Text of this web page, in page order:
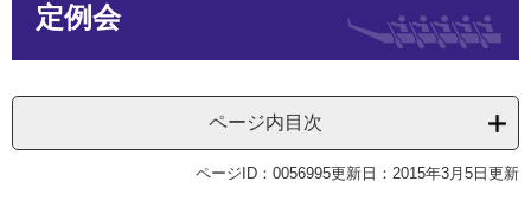
へ
定例会
ページ内目次
ページID：0056995更新日：2015年3月5日更新